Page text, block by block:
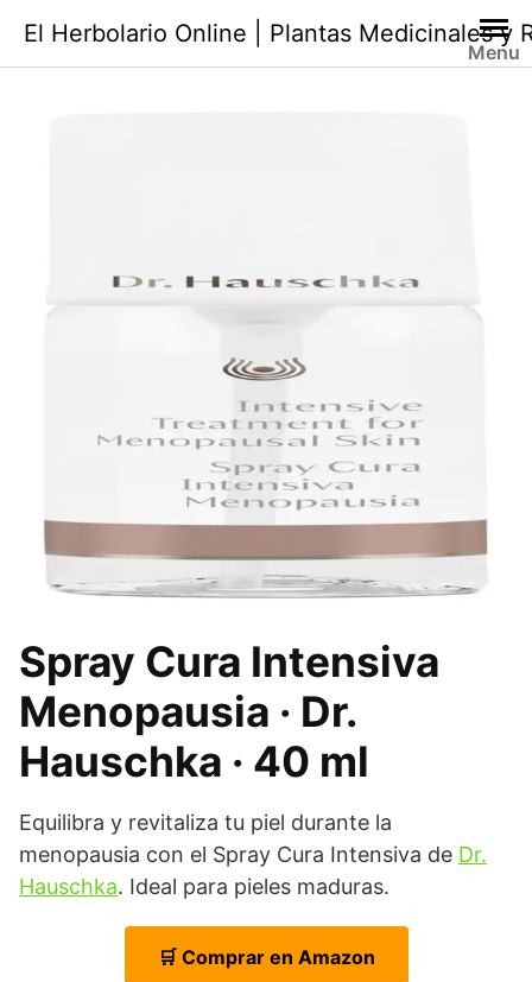
contenido
El Herbolario Online | Plantas Medicinales y
Menu
Spray Cura Intensiva
Menopausia · Dr.
Hauschka · 40 ml
Equilibra y revitaliza tu piel durante la
menopausia con el Spray Cura Intensiva de Dr.
Hauschka. Ideal para pieles maduras.
🛒 Comprar en Amazon